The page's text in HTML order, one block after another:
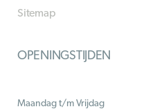
Sitemap
OPENINGSTIJDEN
Maandag t/m Vrijdag